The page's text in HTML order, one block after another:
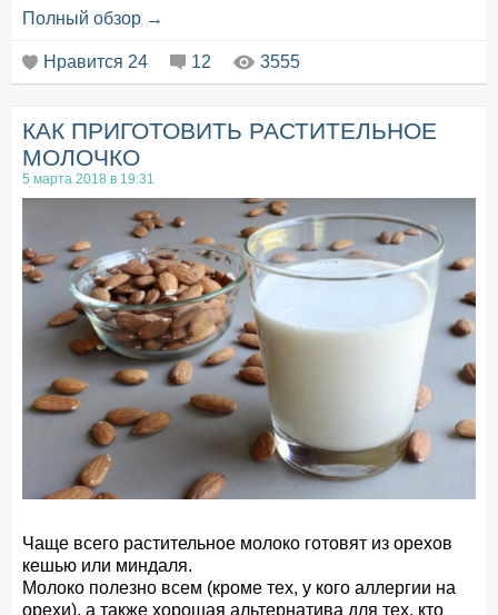
вон лезть, но все будет разваливаться и рассыпаться
состояние? Когда нам сложнее всего чувствовать
свою наполненность?
Полный обзор →
Нравится 24 12 3555
КАК ПРИГОТОВИТЬ РАСТИТЕЛЬНОЕ
МОЛОЧКО
5 марта 2018 в 19:31
Чаще всего растительное молоко готовят из орехов
кешью или миндаля.
Молоко полезно всем (кроме тех, у кого аллергии на
орехи), а также хорошая альтернатива для тех, кто